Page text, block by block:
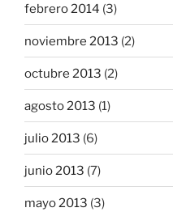
febrero 2014 (3)
noviembre 2013 (2)
octubre 2013 (2)
agosto 2013 (1)
julio 2013 (6)
junio 2013 (7)
mayo 2013 (3)